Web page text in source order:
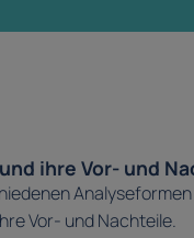
ihre Vor- und
Vor- und Nachteile.